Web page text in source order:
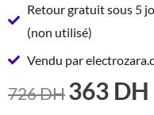
Retour gratuit sous 5
(non utilisé)
Vendu par
726DH LE
363 DH